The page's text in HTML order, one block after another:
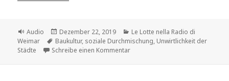
Format
Audio
Veröffentlicht
am
Dezember 22, 2019 Kategorien
Le Lotte nella Radio di
Weimar
Schlagwörter
Baukultur, soziale Durchmischung, Unwirtlichkeit der
Städte
Schreibe einen Kommentarzu Le Lotte nella Radio di